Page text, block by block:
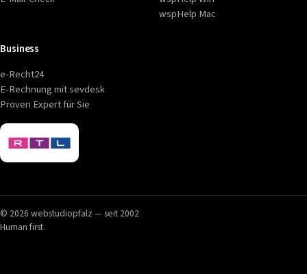
wspHelp Mac
Business
e-Recht24
E-Rechnung mit sevdesk
Proven Expert für Sie
© 2026 webstudiopfalz — seit 2002
Human first.